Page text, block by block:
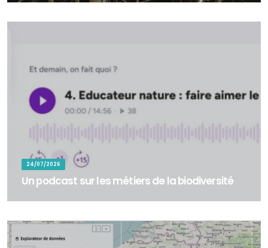
d’une rivière au...
24/07/2026
Un podcast sur les métiers de la biodiversité
programme LIFE BIODIV Fr...